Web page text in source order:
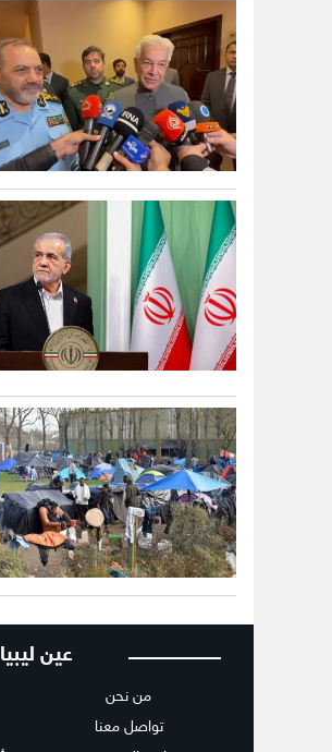
عين ليبيا
من نحن
تواصل معنا